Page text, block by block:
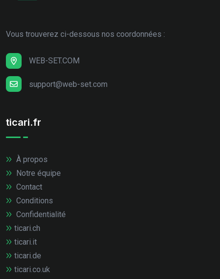
Vous trouverez ci-dessous nos coordonnées :
WEB-SET.COM
support@web-set.com
ticari.fr
À propos
Notre équipe
Contact
Conditions
Confidentialité
ticari.ch
ticari.it
ticari.de
ticari.co.uk